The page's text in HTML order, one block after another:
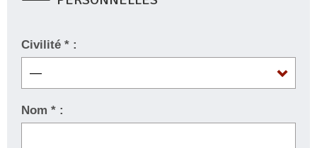
Civilité * :
Nom * :